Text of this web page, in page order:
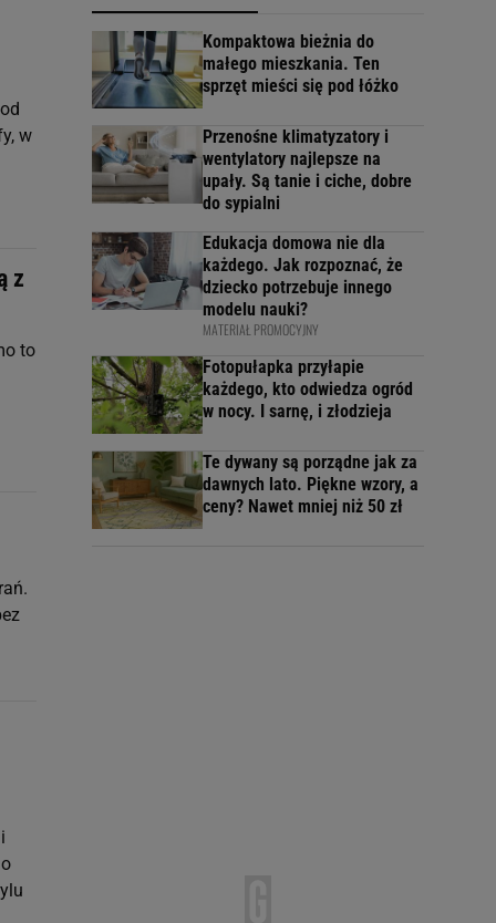
w
z
to
Kompaktowa bieżnia do
małego mieszkania. Ten
sprzęt mieści się pod łóżko
Przenośne klimatyzatory i
wentylatory najlepsze na
upały. Są tanie i ciche, dobre
do sypialni
Edukacja domowa nie dla
każdego. Jak rozpoznać, że
dziecko potrzebuje innego
modelu nauki?
MATERIAŁ PROMOCYJNY
Fotopułapka przyłapie
każdego, kto odwiedza ogród
w nocy. I sarnę, i złodzieja
Te dywany są porządne jak za
dawnych lato. Piękne wzory, a
ceny? Nawet mniej niż 50 zł
Zmiana ustawień
celów identyfikacji.
reklam i treści,